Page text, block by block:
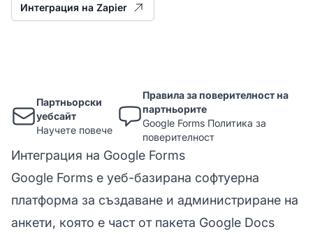
Интеграция на Zapier
Партньорски
уебсайт
Научете повече
Правила за поверителност на
партньорите
Google Forms Политика за
поверителност
Интеграция на Google Forms
Google Forms е уеб-базирана софтуерна
платформа за създаване и администриране на
анкети, която е част от пакета Google Docs